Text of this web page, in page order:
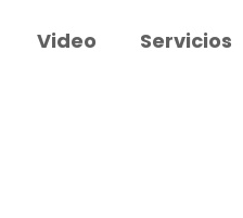
Video Servicios